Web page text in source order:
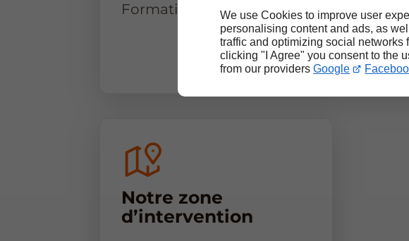
We use Cookies to improve user
personalising content and ads, as
traffic and optimizing social networks
clicking "I Agree" you consent to the
from our providers Google
Formation de formateur CSE - CSSCT
Notre zone
d’intervention